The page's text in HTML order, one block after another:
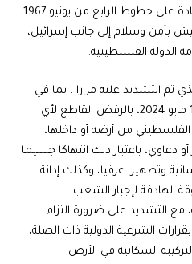
الفلسطينية المستقلة ذات السيادة على خطوط الرابع من يونيو 1967
بأمن وسلام إلى جانب إسرائيل،
الدولة الفلسطينية.
تم التشديد عليه مرارا ، بما في
ذلك بإعلان البحرين الصادر في 16 مايو 2024، بالرفض القاطع لأي
من أرضه أو داخلها،
باعتبار ذلك انتهاكا جسيما
وتطهيرا عرقيا، وكذلك إدانة
الهادفة لإجبار الشعب
التشديد على ضرورة التزام
بقرارات الشرعية الدولية ذات الصلة،
السكانية في الأرض